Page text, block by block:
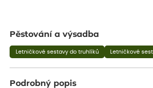
Pěstování a výsadba
Letničkové sestavy do truhlíků Letničkové
Podrobný popis